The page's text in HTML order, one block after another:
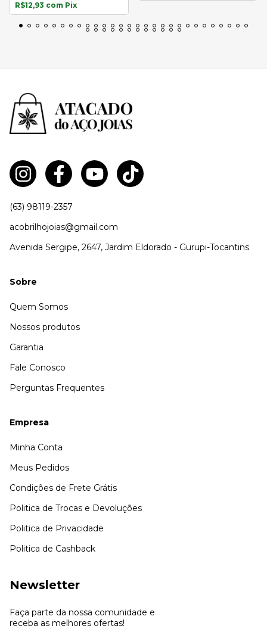
R$12,93 com Pix
(63) 98119-2357
acobrilhojoias@gmail.com
Avenida Sergipe, 2647, Jardim Eldorado - Gurupi-Tocantins
Sobre
Quem Somos
Nossos produtos
Garantia
Fale Conosco
Perguntas Frequentes
Empresa
Minha Conta
Meus Pedidos
Condições de Frete Grátis
Politica de Trocas e Devoluções
Politica de Privacidade
Politica de Cashback
Newsletter
Faça parte da nossa comunidade e
receba as melhores ofertas!